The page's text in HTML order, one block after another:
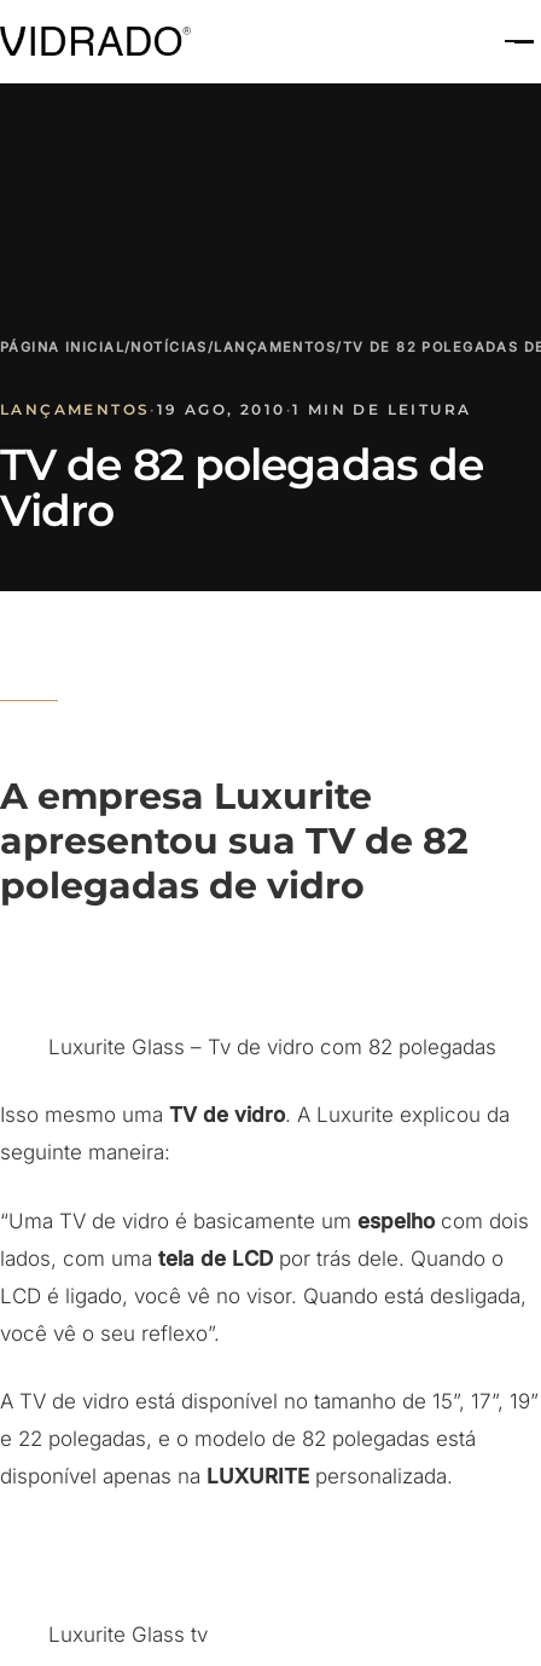
PÁGINA INICIAL/NOTÍCIAS/LANÇAMENTOS/TV DE 82 POLEGADAS
LANÇAMENTOS · 19 AGO, 2010 ·1 MIN DE LEITURA
TV de 82 polegadas de
Vidro
A empresa Luxurite
apresentou sua TV de 82
polegadas de vidro
Luxurite Glass – Tv de vidro com 82 polegadas
Isso mesmo uma TV de vidro. A Luxurite explicou da
seguinte maneira:
“Uma TV de vidro é basicamente um espelho com dois
lados, com uma tela de LCD por trás dele. Quando o
LCD é ligado, você vê no visor. Quando está desligada,
você vê o seu reflexo”.
A TV de vidro está disponível no tamanho de 15”, 17”, 19”
e 22 polegadas, e o modelo de 82 polegadas está
disponível apenas na LUXURITE personalizada.
Luxurite Glass tv